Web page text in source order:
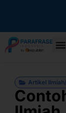
Artikel